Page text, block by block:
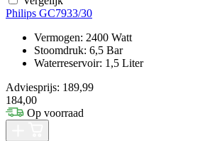
Philips GC7933/30
Vermogen: 2400 Watt
Stoomdruk: 6,5 Bar
Waterreservoir: 1,5 Liter
Adviesprijs: 189,99
184,00
Op voorraad